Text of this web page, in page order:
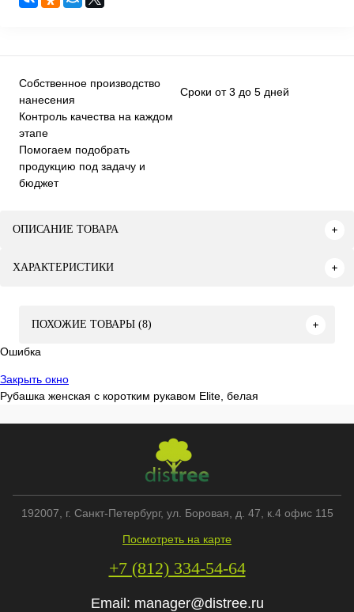
Собственное производство
нанесения
Сроки от 3 до 5 дней
Контроль качества на каждом
этапе
Помогаем подобрать
продукцию под задачу и
бюджет
ОПИСАНИЕ ТОВАРА
ХАРАКТЕРИСТИКИ
ПОХОЖИЕ ТОВАРЫ (8)
Ошибка
Закрыть окно
Рубашка женская с коротким рукавом Elite, белая
192007 , г. Санкт-Петербург, ул. Боровая, д. 47, к.4 офис 115
Посмотреть на карте
+7 (812) 334-54-64
Email: manager@distree.ru